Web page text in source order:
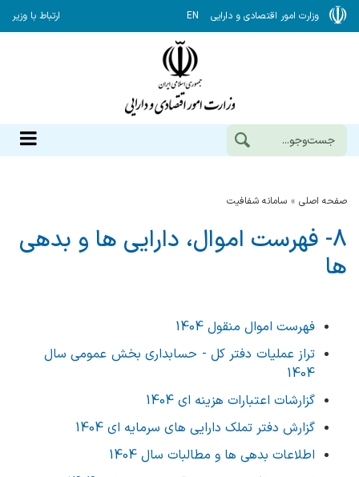
وزارت امور اقتصادی و دارایی EN ارتباط با وزیر
صفحه اصلی سامانه شفافیت
8- فهرست اموال، دارایی ها و بدهی
ها
فهرست اموال منقول 1404
تراز عملیات دفتر کل - حسابداری بخش عمومی سال
1404
گزارشات اعتبارات هزینه ای 1404
گزارش دفتر تملک دارایی های سرمایه ای 1404
اطلاعات بدهی ها و مطالبات سال 1404